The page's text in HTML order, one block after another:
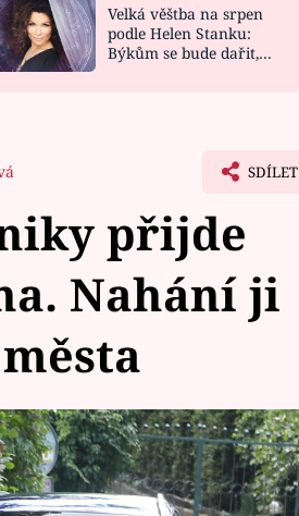
NOVINKY
VIDEORECEPTY
Velká věštba na srpen
podle Helen Stanku:
Býkům se bude dařit,
SDÍLET
přijde
Nahání ji